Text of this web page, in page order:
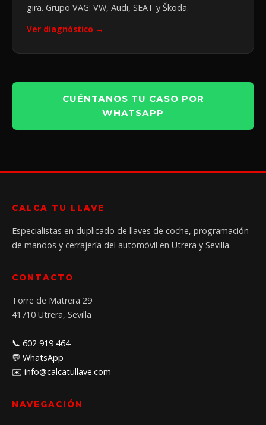
gira. Grupo VAG: VW, Audi, SEAT y Škoda.
Ver diagnóstico →
CUÉNTANOS TU CASO POR
WHATSAPP
CALCA TU LLAVE
Especialistas en duplicado de llaves de coche, programación
de mandos y cerrajería del automóvil en Utrera y Sevilla.
CONTACTO
Torre de Matrera 29
41710 Utrera, Sevilla
📞 602 919 464
💬 WhatsApp
✉️ info@calcatullave.com
NAVEGACIÓN